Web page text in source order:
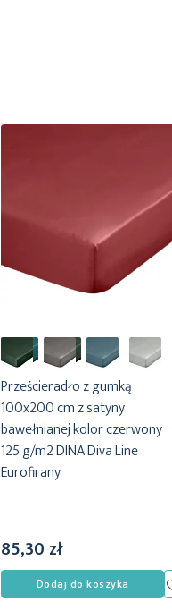
Prześcieradło z gumką
100x200 cm z satyny
bawełnianej kolor czerwony
125 g/m2 DINA Diva Line
Eurofirany
85,30 zł
Dodaj do koszyka